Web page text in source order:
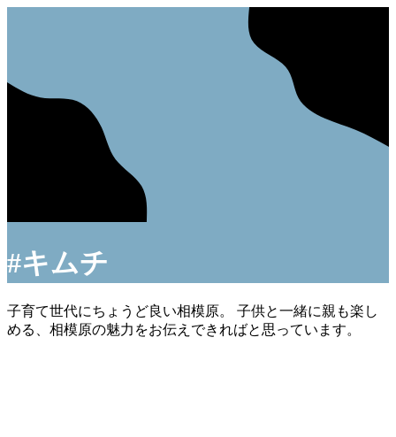
#キムチ
子育て世代にちょうど良い相模原。 子供と一緒に親も楽し
める、相模原の魅力をお伝えできればと思っています。